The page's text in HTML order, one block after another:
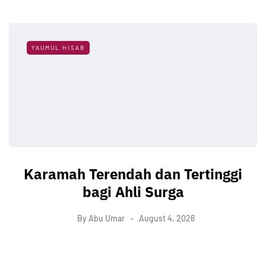
YAUMUL HISAB
Karamah Terendah dan Tertinggi
bagi Ahli Surga
By Abu Umar August 4, 2026